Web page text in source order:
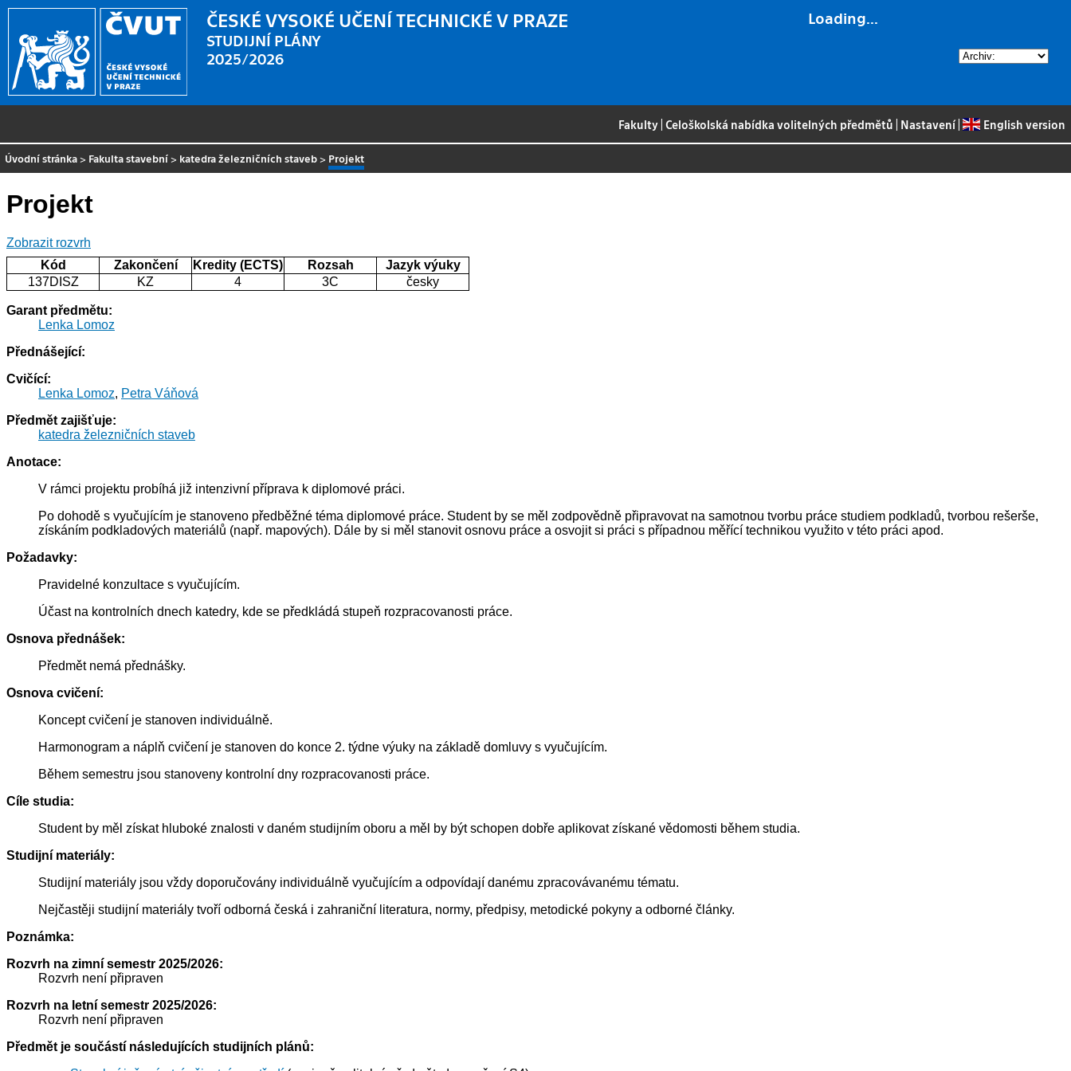
Loading...
ČESKÉ VYSOKÉ UČENÍ TECHNICKÉ V PRAZE
STUDIJNÍ PLÁNY
2025/2026
Fakulty |Celoškolská nabídka volitelných předmětů Nastavení| English version
Úvodní stránka > Fakulta stavební > katedra železničních staveb > Projekt
Projekt
Zobrazit rozvrh
Kód
Zakončení Kredity (ECTS) Rozsah
Jazyk výuky
137DISZ
KZ 4 3C česky
Garant předmětu:
Lenka Lomoz
Přednášející:
Cvičící:
Lenka Lomoz, Petra Váňová
Předmět zajišťuje:
katedra železničních staveb
Anotace:
V rámci projektu probíhá již intenzivní příprava k diplomové práci.
Po dohodě s vyučujícím je stanoveno předběžné téma diplomové práce. Student by se měl zodpovědně připravovat na samotnou tvorbu práce studiem podkladů, tvorbou rešerše,
získáním podkladových materiálů (např. mapových). Dále by si měl stanovit osnovu práce a osvojit si práci s případnou měřící technikou využito v této práci apod.
Požadavky:
Pravidelné konzultace s vyučujícím.
Účast na kontrolních dnech katedry, kde se předkládá stupeň rozpracovanosti práce.
Osnova přednášek:
Předmět nemá přednášky.
Osnova cvičení:
Koncept cvičení je stanoven individuálně.
Harmonogram a náplň cvičení je stanoven do konce 2. týdne výuky na základě domluvy s vyučujícím.
Během semestru jsou stanoveny kontrolní dny rozpracovanosti práce.
Cíle studia:
Student by měl získat hluboké znalosti v daném studijním oboru a měl by být schopen dobře aplikovat získané vědomosti během studia.
Studijní materiály:
Studijní materiály jsou vždy doporučovány individuálně vyučujícím a odpovídají danému zpracovávanému tématu.
Nejčastěji studijní materiály tvoří odborná česká i zahraniční literatura, normy, předpisy, metodické pokyny a odborné články.
Poznámka:
Rozvrh na zimní semestr 2025/2026:
Rozvrh není připraven
Rozvrh na letní semestr 2025/2026:
Rozvrh není připraven
Předmět je součástí následujících studijních plánů: